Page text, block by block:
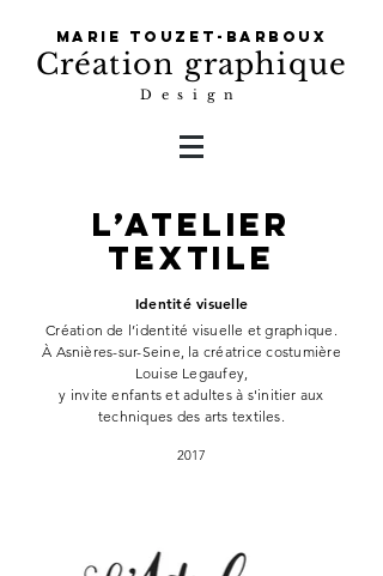
Marie Touzet-Barboux
Création graphique
Design
l’atelier
textile
Identité visuelle
Création de l’identité visuelle et graphique.
À Asnières-sur-Seine, la créatrice costumière
Louise Legaufey,
y invite enfants et adultesà s'initier aux
techniques des arts textiles.
2017